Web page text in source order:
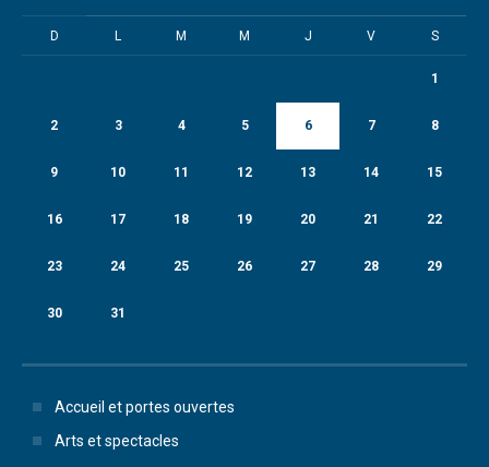
D L M M J V S
1
2 3 4 5 6 7 8
9 10 11 12 13 14 15
16 17 18 19 20 21 22
23 24 25 26 27 28 29
30 31
Accueil et portes ouvertes
Arts et spectacles